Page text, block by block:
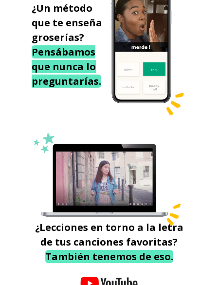
¿Un método
que te enseña
groserías?
Pensábamos
que nunca lo
preguntarías.
¿Lecciones en torno a la letra
de tus canciones favoritas?
También tenemos de eso.